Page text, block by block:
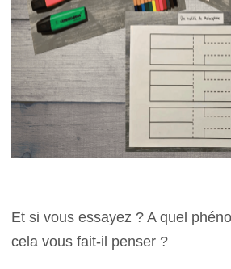
Et si vous essayez ? A quel
cela vous fait-il penser ?